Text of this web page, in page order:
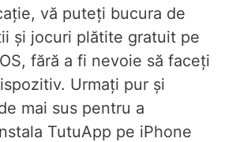
vă puteți bucura de
și jocuri plătite gratuit pe
fără a fi nevoie să faceți
Urmați pur și
mai sus pentru a
TutuApp pe iPhone